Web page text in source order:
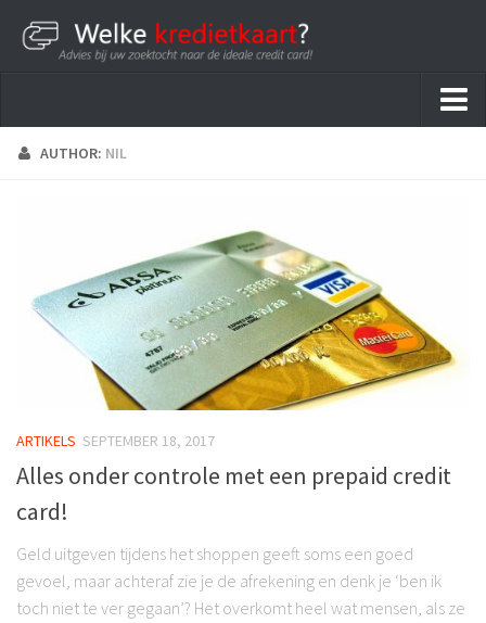
Home
AUTHOR: NIL
ARTIKELS SEPTEMBER 18, 2017
Alles onder controle met een prepaid credit
card!
Geld uitgeven tijdens het shoppen geeft soms een goed
gevoel, maar achteraf zie je de afrekening en denk je ‘ben ik
toch niet te ver gegaan’? Het overkomt heel wat mensen, als ze